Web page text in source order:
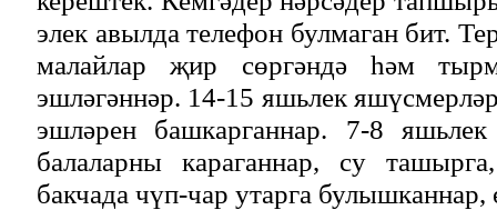
элек авылда телефон булмаган бит.
малайлар җир сөргәндә һәм
эшләгәннәр. 14-15 яшьлек
эшләрен башкарганнар. 7-8 яшьлек
балаларны караганнар, су
бакчада чүп-чар утарга